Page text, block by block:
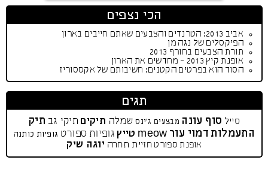
הכי נצפים
אביב 2013: הטרנדים והצבעים שאתם חייבים בארון
הפיקסלים של נגה מן
תורת הצבעים בחורף 2013
אופנת קיץ 2013 - מחדשים את הארון
הסוד הוא בפרטים הקטנים: חשיבותם של אקססוריז
תגים
סייל סוף עונה מבצעים ג'ינס שמלה תיקים תיקי גב תיק
התעמלות דמוי עור meow טייץ גופיות ספורט גופיות כותנה
אופנת ספורט חזיית תחרה יוגה שיק